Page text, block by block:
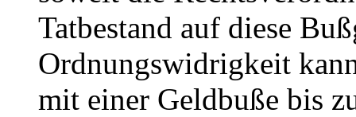
Tatbestand auf diese
Ordnungswidrigkeit
mit einer Geldbuße bis